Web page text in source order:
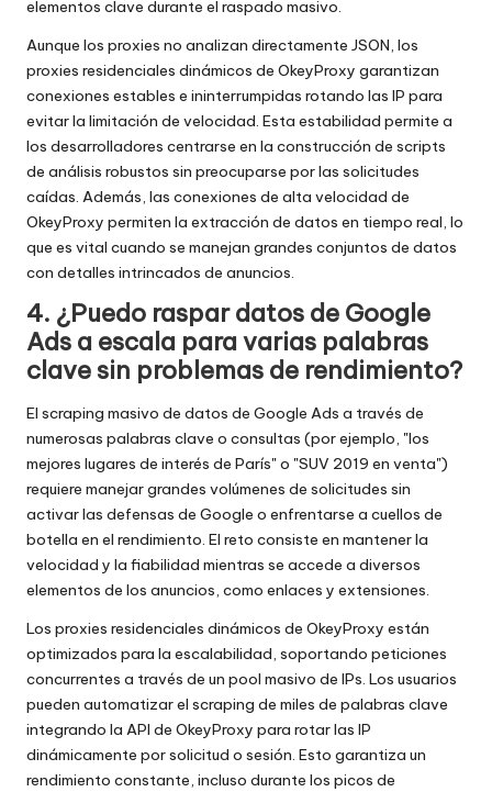
elementos clave durante el raspado masivo.
Aunque los proxies no analizan directamente JSON, los
proxies residenciales dinámicos de OkeyProxy garantizan
conexiones estables e ininterrumpidas rotando las IP para
evitar la limitación de velocidad. Esta estabilidad permite a
los desarrolladores centrarse en la construcción de scripts
de análisis robustos sin preocuparse por las solicitudes
caídas. Además, las conexiones de alta velocidad de
OkeyProxy permiten la extracción de datos en tiempo real, lo
que es vital cuando se manejan grandes conjuntos de datos
con detalles intrincados de anuncios.
4. ¿Puedo raspar datos de Google
Ads a escala para varias palabras
clave sin problemas de rendimiento?
El scraping masivo de datos de Google Ads a través de
numerosas palabras clave o consultas (por ejemplo, "los
mejores lugares de interés de París" o "SUV 2019 en venta")
requiere manejar grandes volúmenes de solicitudes sin
activar las defensas de Google o enfrentarse a cuellos de
botella en el rendimiento. El reto consiste en mantener la
velocidad y la fiabilidad mientras se accede a diversos
elementos de los anuncios, como enlaces y extensiones.
Los proxies residenciales dinámicos de OkeyProxy están
optimizados para la escalabilidad, soportando peticiones
concurrentes a través de un pool masivo de IPs. Los usuarios
pueden automatizar el scraping de miles de palabras clave
integrando la API de OkeyProxy para rotar las IP
dinámicamente por solicitud o sesión. Esto garantiza un
rendimiento constante, incluso durante los picos de